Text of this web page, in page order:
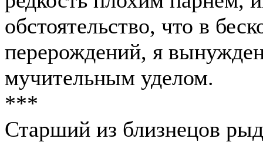
обстоятельство, что в
перерождений, я
мучительным уделом.
***
Старший из близнецов